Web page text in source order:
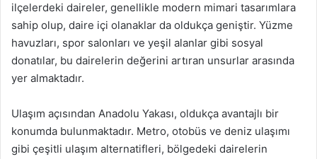
ilçelerdeki daireler, genellikle modern mimari tasarımlara
sahip olup, daire içi olanaklar da oldukça geniştir. Yüzme
havuzları, spor salonları ve yeşil alanlar gibi sosyal
donatılar, bu dairelerin değerini artıran unsurlar arasında
yer almaktadır.
Ulaşım açısından Anadolu Yakası, oldukça avantajlı bir
konumda bulunmaktadır. Metro, otobüs ve deniz ulaşımı
gibi çeşitli ulaşım alternatifleri, bölgedeki dairelerin